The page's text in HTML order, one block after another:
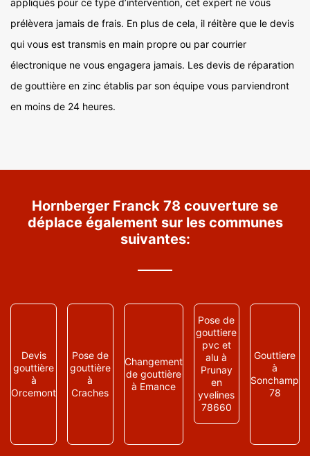
appliqués pour ce type d’intervention, cet expert ne vous
prélèvera jamais de frais. En plus de cela, il réitère que le devis
qui vous est transmis en main propre ou par courrier
électronique ne vous engagera jamais. Les devis de réparation
de gouttière en zinc établis par son équipe vous parviendront
en moins de 24 heures.
Hornberger Franck 78 couverture se
déplace également sur les communes
suivantes:
Devis
gouttière
à
Orcemont
Pose de
gouttière
à
Craches
Changement
de gouttière
à Emance
Pose de
gouttiere
pvc et
alu à
Prunay
en
yvelines
78660
Gouttiere
à
Sonchamp
78